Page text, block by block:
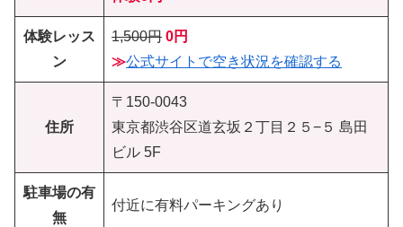
体験レッス
ン
1,500円 0円
≫公式サイトで空き状況を確認する
住所
〒150-0043
東京都渋谷区道玄坂２丁目２５−５ 島田
ビル 5F
駐車場の有
無
付近に有料パーキングあり